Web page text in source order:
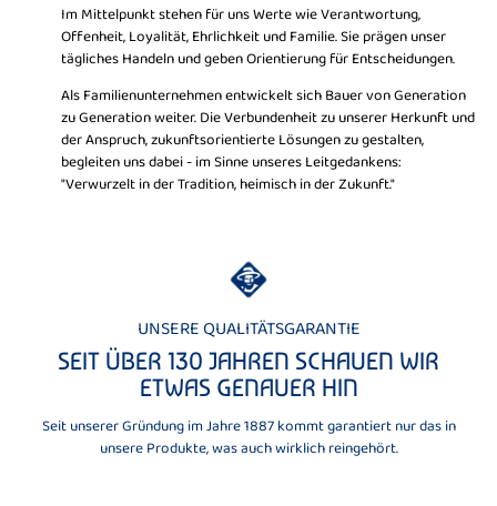
Im Mittelpunkt stehen für uns Werte wie Verantwortung,
Offenheit, Loyalität, Ehrlichkeit und Familie. Sie prägen unser
tägliches Handeln und geben Orientierung für Entscheidungen.
Als Familienunternehmen entwickelt sich Bauer von Generation
zu Generation weiter. Die Verbundenheit zu unserer Herkunft und
der Anspruch, zukunftsorientierte Lösungen zu gestalten,
begleiten uns dabei - im Sinne unseres Leitgedankens:
"Verwurzelt in der Tradition, heimisch in der Zukunft."
UNSERE QUALITÄTSGARANTIE
SEIT ÜBER 130 JAHREN SCHAUEN WIR
ETWAS GENAUER HIN
Seit unserer Gründung im Jahre 1887 kommt garantiert nur das in
unsere Produkte, was auch wirklich reingehört.